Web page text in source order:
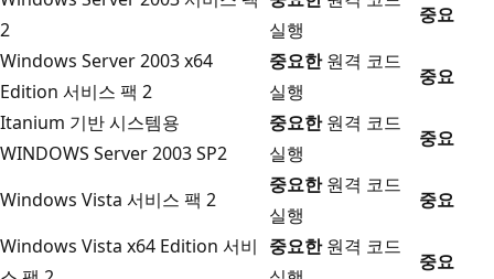
2
실행
중요
Windows Server 2003 x64
Edition 서비스 팩 2
중요한원격 코드
실행
중요
Itanium 기반 시스템용
WINDOWS Server 2003 SP2
중요한원격 코드
실행
중요
Windows Vista 서비스 팩 2
중요한원격 코드
실행
중요
Windows Vista x64 Edition 서비 중요한원격 코드
중요